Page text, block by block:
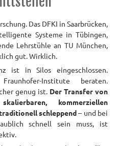
Das DFKI in Saarbrücken,
Systeme in Tübingen,
Lehrstühle an TU München,
gut. Wirklich.
ist in Silos eingeschlossen.
Institute beraten.
genug ist. Der Transfer von
kommerziellen
schleppend– und bei
schnell sein muss, ist